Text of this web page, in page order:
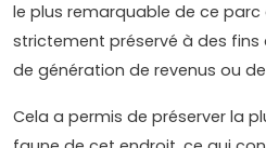
le plus remarquable de ce parc
strictement préservé à des
de génération de revenus ou
Cela a permis de préserver la